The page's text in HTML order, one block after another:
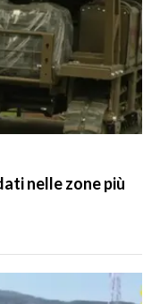
nelle zone più